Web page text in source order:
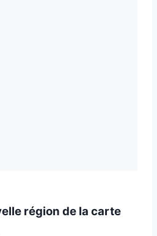
région de la carte